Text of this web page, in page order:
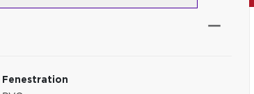
Fenestration